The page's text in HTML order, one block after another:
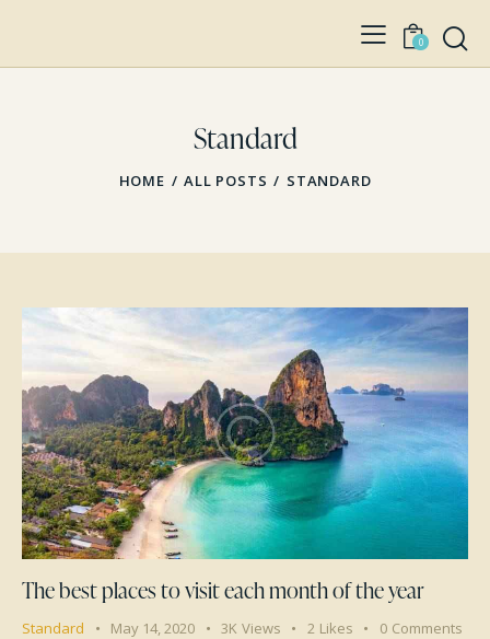
0
Standard
HOME ALL POSTS STANDARD
The best places to visit each month of the year
Standard May 14, 2020 3K Views 2 Likes 0 Comments